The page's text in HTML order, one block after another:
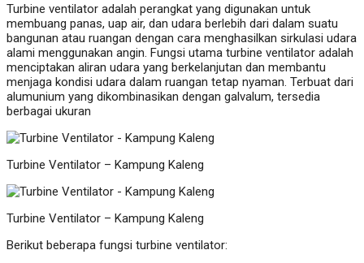
Turbine ventilator adalah perangkat yang digunakan untuk
membuang panas, uap air, dan udara berlebih dari dalam suatu
bangunan atau ruangan dengan cara menghasilkan sirkulasi udara
alami menggunakan angin. Fungsi utama turbine ventilator adalah
menciptakan aliran udara yang berkelanjutan dan membantu
menjaga kondisi udara dalam ruangan tetap nyaman. Terbuat dari
alumunium yang dikombinasikan dengan galvalum, tersedia
berbagai ukuran
Turbine Ventilator – Kampung Kaleng
Turbine Ventilator – Kampung Kaleng
Berikut beberapa fungsi turbine ventilator: